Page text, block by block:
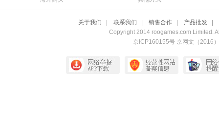
关于我们 联系我们 销售合作 产品批发
Copyright 2014 roogames.com Limited.
京ICP160155号 京网文（2016